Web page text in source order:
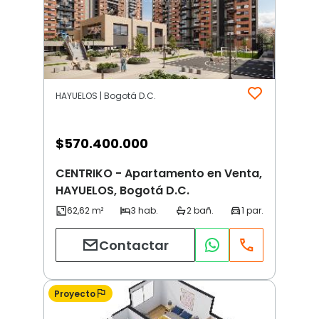
HAYUELOS | Bogotá D.C.
$570.400.000
CENTRIKO - Apartamento en Venta,
HAYUELOS, Bogotá D.C.
Contactar
Proyecto